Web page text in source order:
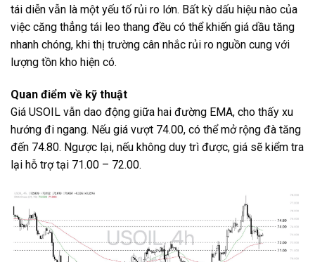
tái diễn vẫn là một yếu tố rủi ro lớn. Bất kỳ dấu hiệu nào của
việc căng thẳng tái leo thang đều có thể khiến giá dầu tăng
nhanh chóng, khi thị trường cân nhắc rủi ro nguồn cung với
lượng tồn kho hiện có.
Quan điểm về kỹ thuật
Giá USOIL vẫn dao động giữa hai đường EMA, cho thấy xu
hướng đi ngang. Nếu giá vượt 74.00, có thể mở rộng đà tăng
đến 74.80. Ngược lại, nếu không duy trì được, giá sẽ kiểm tra
lại hỗ trợ tại 71.00 – 72.00.